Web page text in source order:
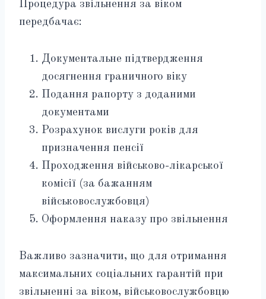
Процедура звільнення за віком
передбачає:
Документальне підтвердження
досягнення граничного віку
Подання рапорту з доданими
документами
Розрахунок вислуги років для
призначення пенсії
Проходження військово-лікарської
комісії (за бажанням
військовослужбовця)
Оформлення наказу про звільнення
Важливо зазначити, що для отримання
максимальних соціальних гарантій при
звільненні за віком, військовослужбовцю